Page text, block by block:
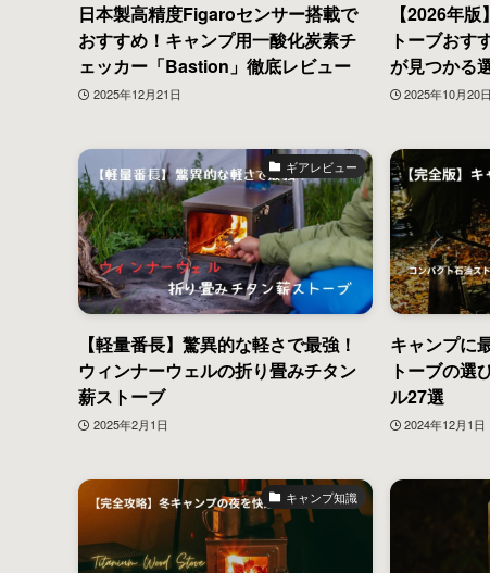
日本製高精度Figaroセンサー搭載で
おすすめ！キャンプ用一酸化炭素チ
ェッカー「Bastion」徹底レビュー
2025年12月21日
【2026年
トーブおす
が見つかる
2025年10月20日
ギアレビュー
【軽量番長】驚異的な軽さで最強！
ウィンナーウェルの折り畳みチタン
薪ストーブ
2025年2月1日
キャンプに
トーブの選
ル27選
2024年12月1日
キャンプ知識